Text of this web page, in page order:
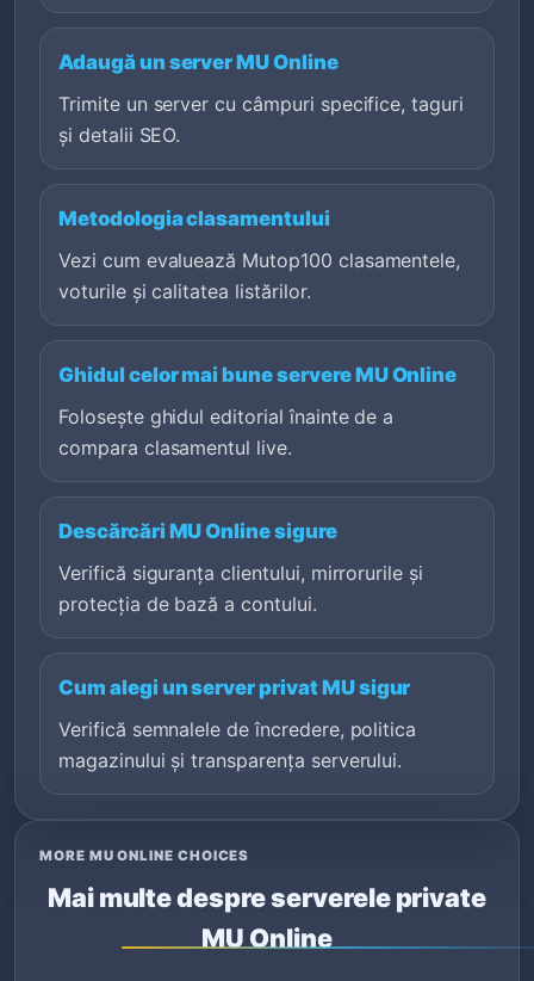
Adaugă un server MU Online
Trimite un server cu câmpuri specifice, taguri
și detalii SEO.
Metodologia clasamentului
Vezi cum evaluează Mutop100 clasamentele,
voturile și calitatea listărilor.
Ghidul celor mai bune servere MU Online
Folosește ghidul editorial înainte de a
compara clasamentul live.
Descărcări MU Online sigure
Verifică siguranța clientului, mirrorurile și
protecția de bază a contului.
Cum alegi un server privat MU sigur
Verifică semnalele de încredere, politica
magazinului și transparența serverului.
MORE MU ONLINE CHOICES
Mai multe despre serverele private
MU Online